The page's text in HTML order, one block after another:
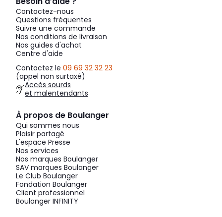
Contactez-nous
Questions fréquentes
Suivre une commande
Nos conditions de livraison
Nos guides d'achat
Centre d'aide
Contactez le 09 69 32 32 23
(appel non surtaxé)
Accès sourds
et malentendants
À propos de Boulanger
Qui sommes nous
Plaisir partagé
L'espace Presse
Nos services
Nos marques Boulanger
SAV marques Boulanger
Le Club Boulanger
Fondation Boulanger
Client professionnel
Boulanger INFINITY